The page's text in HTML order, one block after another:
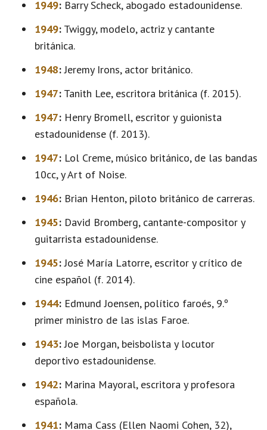
1949: Barry Scheck, abogado estadounidense.
1949: Twiggy, modelo, actriz y cantante
británica.
1948:Jeremy Irons, actor británico.
1947: Tanith Lee, escritora británica (f. 2015).
1947: Henry Bromell, escritor y guionista
estadounidense (f. 2013).
1947: Lol Creme, músico británico, de las bandas
10cc, y Art of Noise.
1946: Brian Henton, piloto británico de carreras.
1945: David Bromberg, cantante-compositor y
guitarrista estadounidense.
1945:José María Latorre, escritor y crítico de
cine español (f. 2014).
1944: Edmund Joensen, político faroés, 9.º
primer ministro de las islas Faroe.
1943:Joe Morgan, beisbolista y locutor
deportivo estadounidense.
1942: Marina Mayoral, escritora y profesora
española.
1941: Mama Cass (Ellen Naomi Cohen, 32),